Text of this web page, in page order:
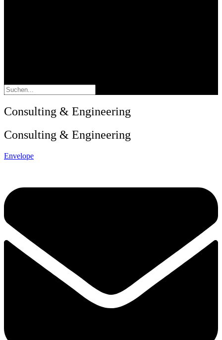
Consulting & Engineering
Consulting & Engineering
Envelope